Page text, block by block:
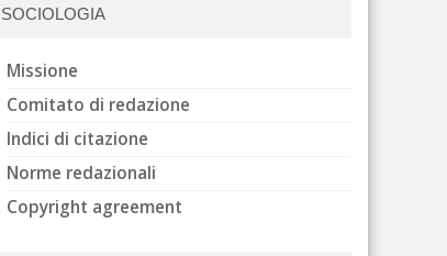
SOCIOLOGIA
Missione
Comitato di redazione
Indici di citazione
Norme redazionali
Copyright agreement